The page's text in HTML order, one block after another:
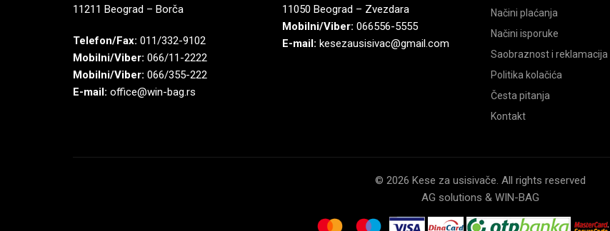
11211 Beograd – Borča
Telefon/Fax: 011/332-9102
Mobilni/Viber: 066/11-2222
Mobilni/Viber: 066/355-222
E-mail: office@win-bag.rs
11050 Beograd – Zvezdara
Mobilni/Viber: 066556-5555
E-mail: kesezausisivac@gmail.com
Načini plaćanja
Načini isporuke
Saobraznost i reklamacija
Politika kolačića
Česta pitanja
Kontakt
© 2026 Kese za usisivače. All rights reserved
AG solutions & WIN-BAG